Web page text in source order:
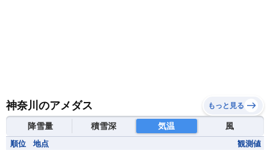
神奈川のアメダス もっと見る
降雪量 積雪深 気温 風
順位 地点 観測値